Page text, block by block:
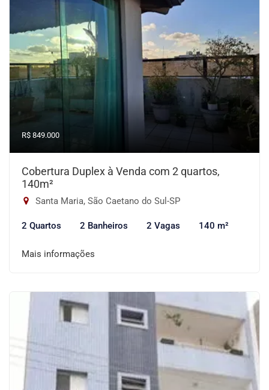
R$ 849.000
Cobertura Duplex à Venda com 2 quartos,
140m²
Santa Maria, São Caetano do Sul-SP
2 Quartos 2 Banheiros 2 Vagas 140 m²
Mais informações